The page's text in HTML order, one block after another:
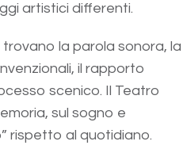
artistici differenti.
la parola sonora, la
il rapporto
scenico. Il Teatro
sul sogno e
rispetto al quotidiano.